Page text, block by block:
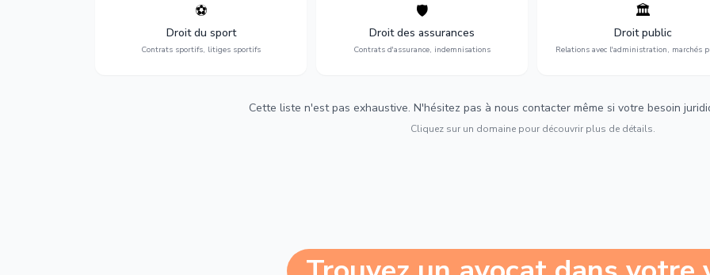
⚽
Droit du sport
Contrats sportifs, litiges sportifs
Expertise en droit sportif : contrats de
sportifs, transferts, sponsoring et
contentieux.
🛡️
Droit des assurances
Contrats d'assurance, indemnisations
Défense de vos intérêts : contrats
d'assurance, sinistres et indemnisations
optimales.
🏛️
Droit public
Relations avec l'administration, marchés
Gestion de vos relations avec
l'administration : marchés
urbanisme et contentieux.
Cette liste n'est pas exhaustive. N'hésitez pas à nous contacter même si votre besoin
Cliquez sur un domaine pour découvrir plus de détails.